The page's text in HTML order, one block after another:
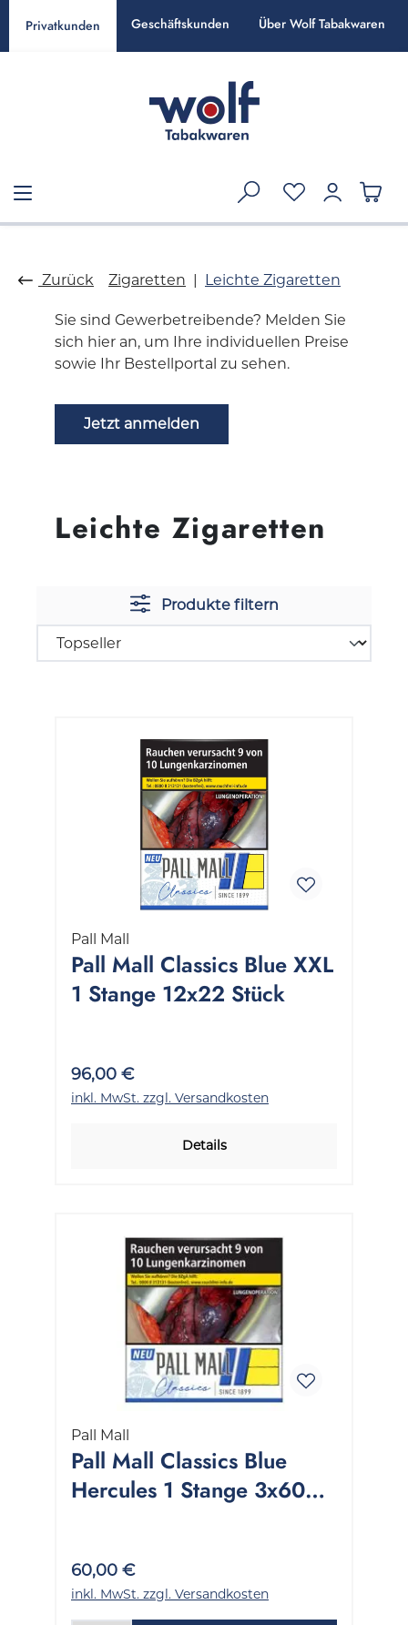
springen
Privatkunden Geschäftskunden Über Wolf Tabakwaren
Zurück Zigaretten Leichte Zigaretten
Leichte Zigaretten
Sie sind Gewerbetreibende? Melden Sie
sich hier an, um Ihre individuellen Preise
sowie Ihr Bestellportal zu sehen.
Jetzt anmelden
Produkte filtern
Pall Mall
Pall Mall Classics Blue XXL
1 Stange 12x22 Stück
96,00 €
inkl. MwSt. zzgl. Versandkosten
Details
Pall Mall
Pall Mall Classics Blue
Hercules 1 Stange 3x60
60,00 €
inkl. MwSt. zzgl. Versandkosten